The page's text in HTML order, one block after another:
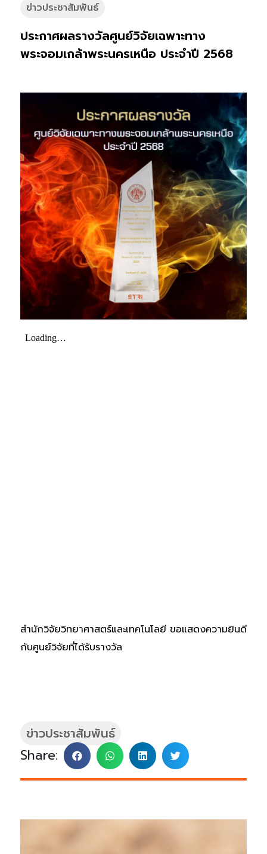
ข่าวประชาสัมพันธ์
ประกาศผลรางวัลศูนย์วิจัยเฉพาะทาง
พระจอมเกล้าพระนครเหนือ ประจำปี 2568
สำนักวิจัยวิทยาศาสตร์และเทคโนโลยี ขอแสดงความยินดี
กับศูนย์วิจัยที่ได้รับรางวัล
ข่าวประชาสัมพันธ์